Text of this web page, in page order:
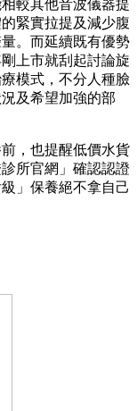
較其他音波儀器提
緊實拉提及減少腹
。而延續既有優勢
上市就刮起討論旋
模式，不分人種臉
及希望加強的部
，也提醒低價水貨
所官網」確認認證
」保養絕不拿自己